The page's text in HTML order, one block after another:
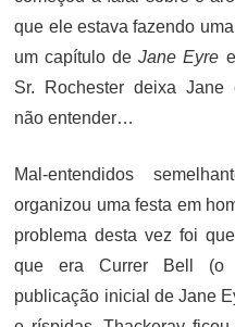
que ele estava fazendo
um capítulo deJane Eyre
Sr. Rochester deixa Jane
não entender…
Mal-entendidos
organizou uma festa em
problema desta vez foi
que era Currer Bell (o
publicação inicial de Jane